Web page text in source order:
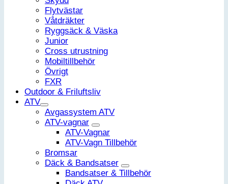
Flytvästar
Våtdräkter
Ryggsäck & Väska
Junior
Cross utrustning
Mobiltillbehör
Övrigt
FXR
Outdoor & Friluftsliv
ATV
Avgassystem ATV
ATV-vagnar
ATV-Vagnar
ATV-Vagn Tillbehör
Bromsar
Däck & Bandsatser
Bandsatser & Tillbehör